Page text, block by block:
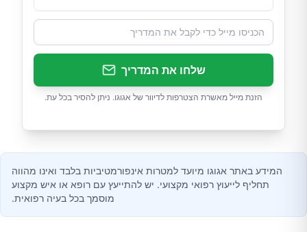
שלחו את המדריך
הזנת מייל מאשרת הצטרפות לדיוור של אגוגו. ניתן להסיר בכל עת.
המידע באתר אגוגו מיועד למטרות אינפורמטיביות בלבד ואינו מהווה
תחליף לייעוץ רפואי מקצועי. יש להתייעץ עם רופא או איש מקצוע
מוסמך בכל בעיה רפואית.